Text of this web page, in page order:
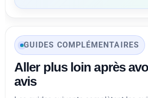
GUIDES COMPLÉMENTAIRES
Aller plus loin après
avis